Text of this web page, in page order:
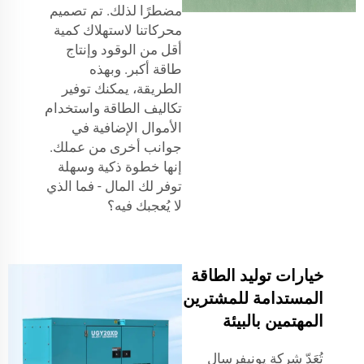
مضطرًا لذلك. تم تصميم
محركاتنا لاستهلاك كمية
أقل من الوقود وإنتاج
طاقة أكبر. وبهذه
الطريقة، يمكنك توفير
تكاليف الطاقة واستخدام
الأموال الإضافية في
جوانب أخرى من عملك.
إنها خطوة ذكية وسهلة
توفر لك المال - فما الذي
لا يُعجبك فيه؟
خيارات توليد الطاقة
المستدامة للمشترين
المهتمين بالبيئة
تُعَدّ شركة يونيفرسال